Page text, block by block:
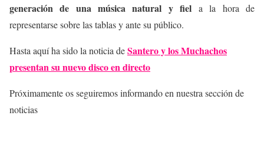
generación de una música natural y fiela la hora de
representarse sobre las tablas y ante su público.
Hasta aquí ha sido la noticia deSantero y los Muchachos
presentan su nuevo disco en directo
Próximamente os seguiremos informando en nuestra sección de
noticias